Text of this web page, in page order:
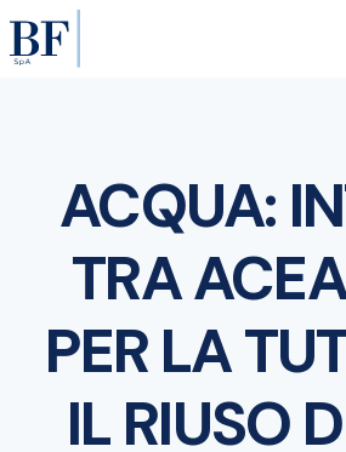
ACQUA:
TRA
PER LA
IL RIUSO